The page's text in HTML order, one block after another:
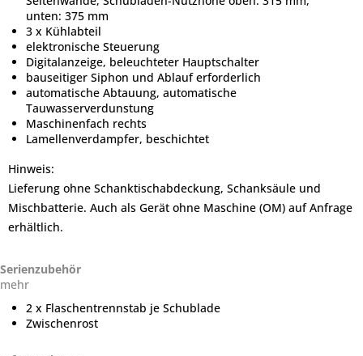
unten: 375 mm
3 x Kühlabteil
elektronische Steuerung
Digitalanzeige, beleuchteter Hauptschalter
bauseitiger Siphon und Ablauf erforderlich
automatische Abtauung, automatische
Tauwasserverdunstung
Maschinenfach rechts
Lamellenverdampfer, beschichtet
Hinweis:
Lieferung ohne Schanktischabdeckung, Schanksäule und
Mischbatterie. Auch als Gerät ohne Maschine (OM) auf Anfrage
erhältlich.
Serienzubehör
mehr
2 x Flaschentrennstab je Schublade
Zwischenrost